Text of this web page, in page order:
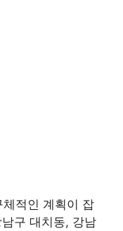
적인 계획이 잡
구 대치동, 강남